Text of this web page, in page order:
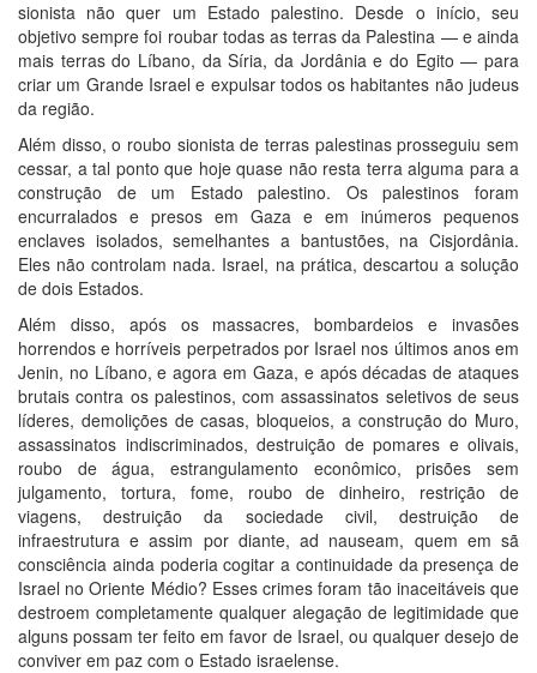
sionista não quer um Estado palestino. Desde o início, seu
objetivo sempre foi roubar todas as terras da Palestina — e ainda
mais terras do Líbano, da Síria, da Jordânia e do Egito — para
criar um Grande Israel e expulsar todos os habitantes não judeus
da região.
Além disso, o roubo sionista de terras palestinas prosseguiu sem
cessar, a tal ponto que hoje quase não resta terra alguma para a
construção de um Estado palestino. Os palestinos foram
encurralados e presos em Gaza e em inúmeros pequenos
enclaves isolados, semelhantes a bantustões, na Cisjordânia.
Eles não controlam nada. Israel, na prática, descartou a solução
de dois Estados.
Além disso, após os massacres, bombardeios e invasões
horrendos e horríveis perpetrados por Israel nos últimos anos em
Jenin, no Líbano, e agora em Gaza, e após décadas de ataques
brutais contra os palestinos, com assassinatos seletivos de seus
líderes, demolições de casas, bloqueios, a construção do Muro,
assassinatos indiscriminados, destruição de pomares e olivais,
roubo de água, estrangulamento econômico, prisões sem
julgamento, tortura, fome, roubo de dinheiro, restrição de
viagens, destruição da sociedade civil, destruição de
infraestrutura e assim por diante, ad nauseam, quem em sã
consciência ainda poderia cogitar a continuidade da presença de
Israel no Oriente Médio? Esses crimes foram tão inaceitáveis que
destroem completamente qualquer alegação de legitimidade que
alguns possam ter feito em favor de Israel, ou qualquer desejo de
conviver em paz com o Estado israelense.